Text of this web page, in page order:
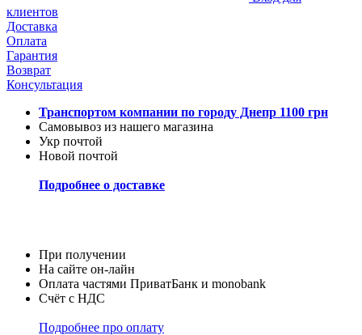
клиентов
Доставка
Оплата
Гарантия
Возврат
Консультация
Транспортом компании по городу Днепр 1100 грн
Самовывоз из нашего магазина
Укр почтой
Новой почтой
Подробнее о доставке
При получении
На сайте он-лайн
Оплата частями ПриватБанк и monobank
Счёт с НДС
Подробнее про оплату